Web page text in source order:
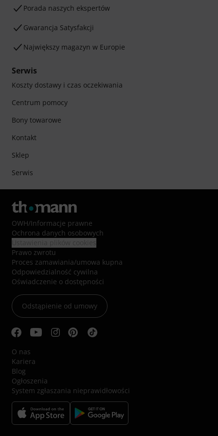
Porada naszych ekspertów
Gwarancja Satysfakcji
Największy magazyn w Europie
Serwis
Koszty dostawy i czas oczekiwania
Centrum pomocy
Bony towarowe
Kontakt
Sklep
Serwis
OWH/Informacje prawne
Ochrona danych osobowych
Prawo zwrotu
Proces zamawiania/umowa kupna
Odpowiedzialność cywilna
Oświadczenie o dostępności
Odstąpienie od umowy
O nas
Kariera
Blog
Ogłoszenia
System zgłaszania nieprawidłowości